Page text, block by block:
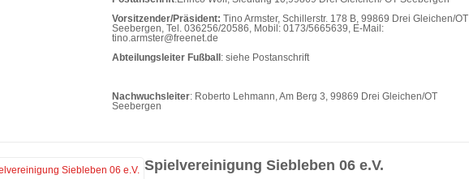
Vorsitzender/Präsident: Tino Armster, Schillerstr. 178 B, 99869 Drei Gleichen/OT
Seebergen, Tel. 036256/20586, Mobil: 0173/5665639, E-Mail:
tino.armster@freenet.de
Abteilungsleiter Fußball : siehe Postanschrift
Nachwuchsleiter: Roberto Lehmann, Am Berg 3, 99869 Drei Gleichen/OT
Seebergen
Spielvereinigung Siebleben 06 e.V.